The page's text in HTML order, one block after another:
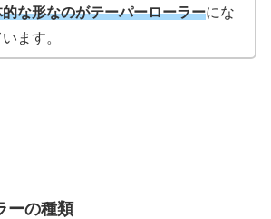
な形なのがテーパーローラーにな
ます。
ーの種類